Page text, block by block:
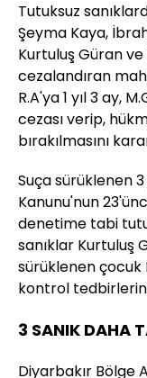
Tutuksuz
Şeyma Kaya,
Kurtuluş Güran ve
cezalandıran
R.A'ya 1 yıl 3 ay,
cezası verip,
bırakılmasını
Suça sürüklenen
Kanunu'nun
denetime tabi
sanıklar Kurtuluş
sürüklenen çocuk
kontrol
3 SANIK DAHA
Diyarbakır Bölge